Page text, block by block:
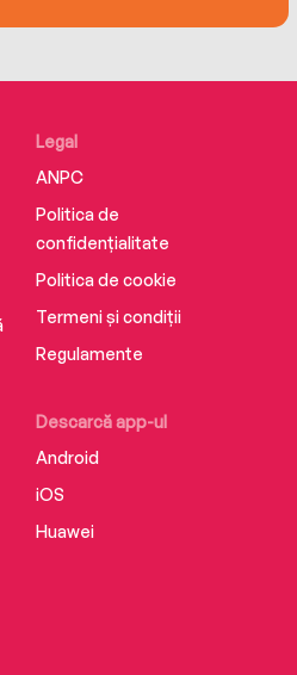
with In Cold Blood’
A Friend Is a Gift You
the frustrating
ends of a horrifying
Weekly
Crime Reads
Descarcă app-ul
Android
iOS
Huawei
Legal
ANPC
Politica de
confidențialitate
Politica de cookie
Termeni și condiții
Regulamente